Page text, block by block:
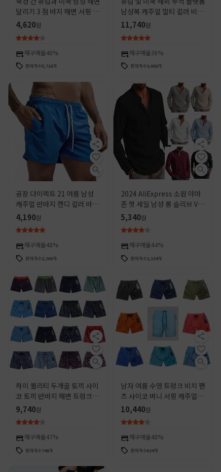
달리기 3 점 바지 해변 서핑 속
건 반바지 느슨한 스포츠 및 레
저 홈 바지
4,620원
재구매율40%
판매개수5,718개
남성복 캐주얼 멀티 컬러 비치
웨어 뱀부 주름 반팔 투피스 세
11,740원
재구매율36%
판매개수3,088개
공장 다이렉트 21 여름 남성
캐주얼 반바지 캔디 컬러 바지
남자 10 색 외환 비치 바지 로
고 포함
4,190원
재구매율48%
판매개수2,260개
2024 AliExpress 소원 아마
존 핫 세일 남성 롱 슬리브 V-
Neck 캐주얼 비치 셔츠 남성
5,340원
재구매율44%
판매개수2,134개
하이 퀄리티 두개골 토끼 사이
코 토끼 반바지 해변 트렁크 수
영 트렁크 남성 유럽 및 미국
국경 핫 판매
9,740원
재구매율47%
판매개수748개
남자 여름 수영 트렁크 비치 팬
츠 사이코 버니 서핑 캐주얼 비
치 팬츠 스트레치 퀵 드라이 트
림 바지
10,440원
재구매율48%
판매개수624개